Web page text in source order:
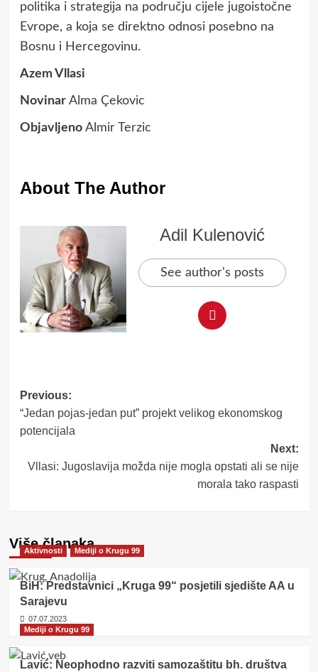
politika i strategija na području cijele jugoistočne
Evrope, a koja se direktno odnosi posebno na
Bosnu i Hercegovinu.
Azem Vllasi
Novinar Alma Çekovic
ObjavljenoAlmir Terzic
About The Author
Adil Kulenović
See author's posts
Post
navigation
Previous:
“Jedan pojas-jedan put” projekt velikog ekonomskog
potencijala
Next:
Vllasi: Jugoslavija možda nije mogla opstati ali se nije
morala tako raspasti
Više članaka
Aktivnosti Mediji o Krugu 99
BiH: Predstavnici „Kruga 99“ posjetili sjedište AA u
Sarajevu
07.07.2023
Mediji o Krugu 99
Lavić: Neophodno razviti samozaštitu bh. društva